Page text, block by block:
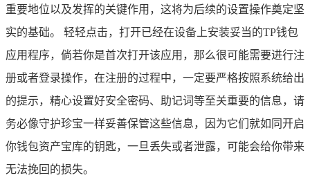
重要地位以及发挥的关键作用，这将为后续的设置操作奠定坚
实的基础。 轻轻点击，打开已经在设备上安装妥当的TP钱包
应用程序，倘若你是首次打开该应用，那么很可能需要进行注
册或者登录操作，在注册的过程中，一定要严格按照系统给出
的提示，精心设置好安全密码、助记词等至关重要的信息，请
务必像守护珍宝一样妥善保管这些信息，因为它们就如同开启
你钱包资产宝库的钥匙，一旦丢失或者泄露，可能会给你带来
无法挽回的损失。